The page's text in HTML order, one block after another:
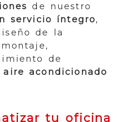
de nuestro
servicio íntegro,
de la
de
acondicionado
tu oficina